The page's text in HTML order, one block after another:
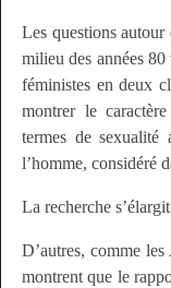
Les questions
milieu des années
féministes en deux
montrer le
termes de sexualité
l’homme, considéré
La recherche
D’autres, comme
montrent que le